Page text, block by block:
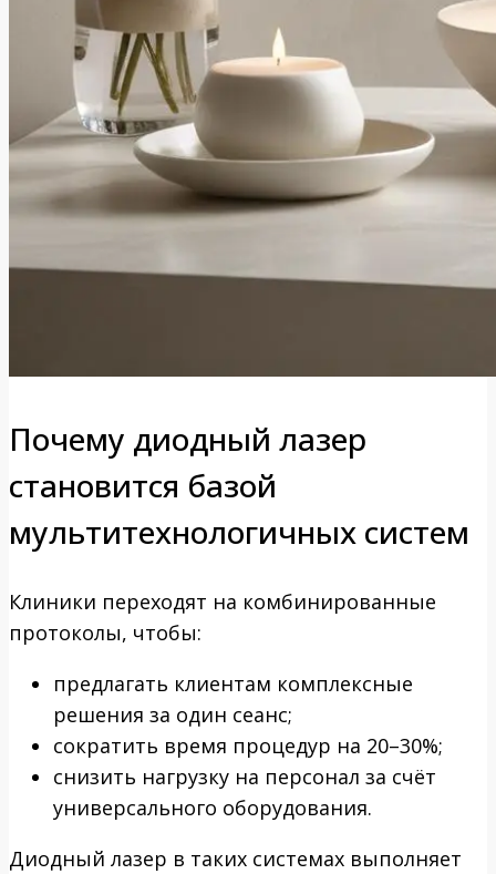
Почему диодный лазер
становится базой
мультитехнологичных систем
Клиники переходят на комбинированные
протоколы, чтобы:
предлагать клиентам комплексные
решения за один сеанс;
сократить время процедур на 20–30%;
снизить нагрузку на персонал за счёт
универсального оборудования.
Диодный лазер в таких системах выполняет